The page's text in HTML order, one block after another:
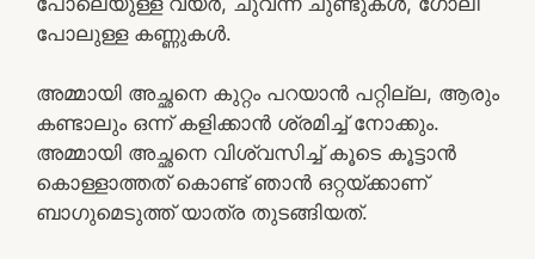
പോലുള്ള കണ്ണുകൾ.
അമ്മായി അച്ഛനെ കുറ്റം പറയാൻ പറ്റില്ല, ആരും
കണ്ടാലും ഒന്ന് കളിക്കാൻ ശ്രമിച്ച് നോക്കും.
അമ്മായി അച്ഛനെ വിശ്വസിച്ച് കൂടെ കൂട്ടാൻ
കൊള്ളാത്തത് കൊണ്ട് ഞാൻ ഒറ്റയ്ക്കാണ്
ബാഗുമെടുത്ത് യാത്ര തുടങ്ങിയത്.